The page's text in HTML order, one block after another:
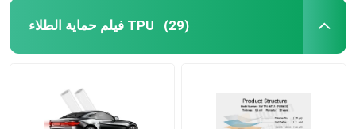
فيلم حماية الطلاء TPU (29)